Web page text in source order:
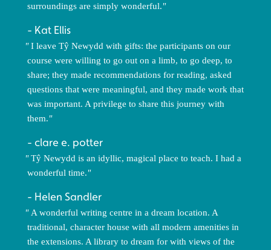
surroundings are simply wonderful.
Kat Ellis
I leave Tŷ Newydd with gifts: the participants on our
course were willing to go out on a limb, to go deep, to
share; they made recommendations for reading, asked
questions that were meaningful, and they made work that
was important. A privilege to share this journey with
them.
clare e. potter
Tŷ Newydd is an idyllic, magical place to teach. I had a
wonderful time.
Helen Sandler
A wonderful writing centre in a dream location. A
traditional, character house with all modern amenities in
the extensions. A library to dream for with views of the